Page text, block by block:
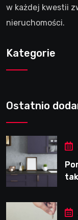
w każdej kwestii
nieruchomości.
Kategorie
Ostatnio